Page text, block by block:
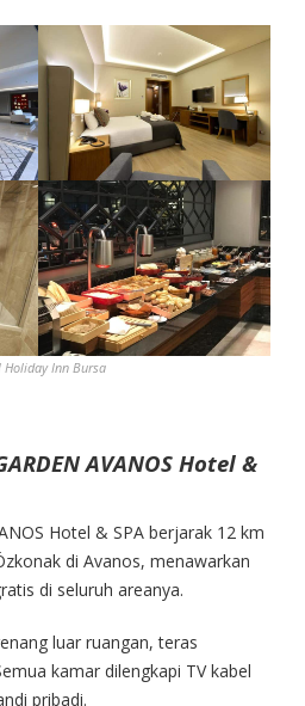
Holiday Inn Bursa
AVANOS Hotel &
Hotel & SPA berjarak 12 km
di Avanos, menawarkan
di seluruh areanya.
luar ruangan, teras
kamar dilengkapi TV kabel
pribadi.